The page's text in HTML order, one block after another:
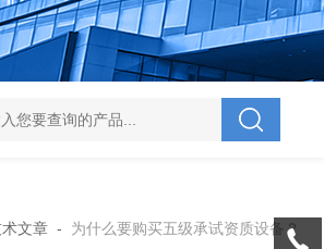
701 级差配合测试仪 UHV-646 全自动水溶
文章 - 为什么要购买五级承试资质设备？